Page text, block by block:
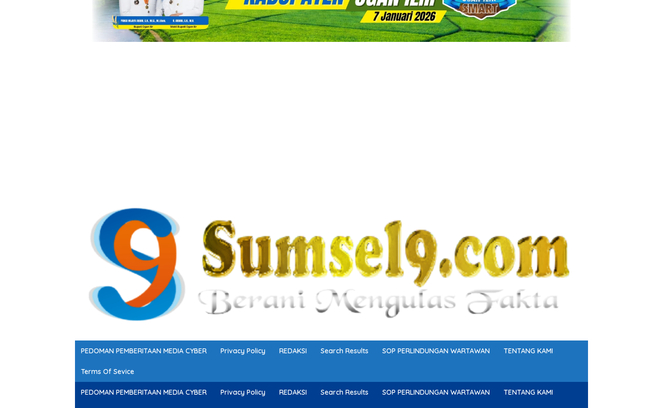
PEDOMAN PEMBERITAAN MEDIA CYBER Privacy Policy REDAKSI Search Results SOP PERLINDUNGAN WARTAWAN TENTANG KAMI
Terms Of Sevice
PEDOMAN PEMBERITAAN MEDIA CYBER Privacy Policy REDAKSI Search Results SOP PERLINDUNGAN WARTAWAN TENTANG KAMI